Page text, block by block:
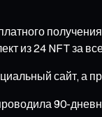
из 24 NFT за
сайт, а
90-